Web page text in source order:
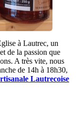
à Lautrec, un
de la passion que
A très vite, nous
de 14h à 18h30,
Lautrecoise